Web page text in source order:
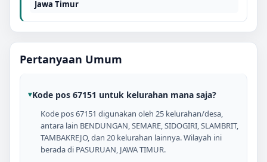
Jawa Timur
Pertanyaan Umum
Kode pos 67151 untuk kelurahan mana saja?
Kode pos 67151 digunakan oleh 25 kelurahan/desa,
antara lain BENDUNGAN, SEMARE, SIDOGIRI, SLAMBRIT,
TAMBAKREJO, dan 20 kelurahan lainnya. Wilayah ini
berada di PASURUAN, JAWA TIMUR.